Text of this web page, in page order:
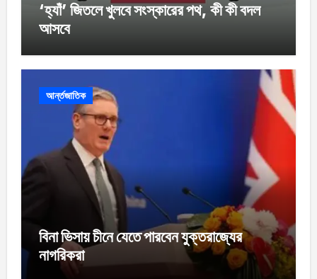
‘হ্যাঁ’ জিতলে খুলবে সংস্কারের পথ, কী কী বদল
আসবে
আর্ন্তজাতিক
বিনা ভিসায় চীনে যেতে পারবেন যুক্তরাজ্যের
নাগরিকরা